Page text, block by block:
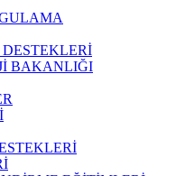
BAKANLIĞI